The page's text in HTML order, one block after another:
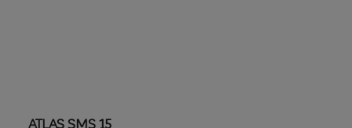
ATLAS SMS 15